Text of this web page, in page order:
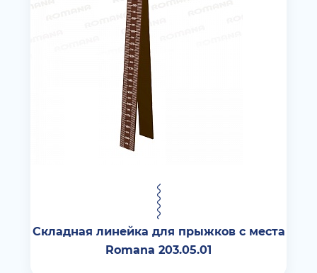
Складная линейка для прыжков с места
Romana 203.05.01